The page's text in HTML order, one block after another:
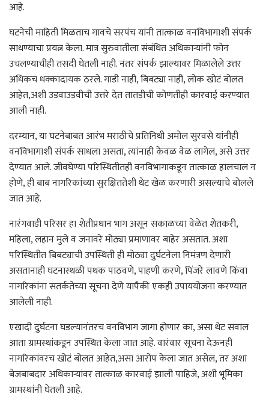
आहे.
घटनेची माहिती मिळताच गावचे सरपंच यांनी तात्काळ वनविभागाशी संपर्क
साधण्याचा प्रयत्न केला. मात्र सुरुवातीला संबंधित अधिकाऱ्यांनी फोन
उचलण्याचीही तसदी घेतली नाही. नंतर संपर्क झाल्यावर मिळालेले उत्तर
अधिकच धक्कादायक ठरले. गाडी नाही, बिबट्या नाही, लोक खोटं बोलत
आहेत,अशी उडवाउडवीची उत्तरे देत तातडीची कोणतीही कारवाई करण्यात
आली नाही.
दरम्यान, या घटनेबाबत आरंभ मराठीचे प्रतिनिधी अमोल सुरवसे यांनीही
वनविभागाशी संपर्क साधला असता, त्यांनाही केवळ वेळ लागेल, असे उत्तर
देण्यात आले. जीवघेण्या परिस्थितीतही वनविभागाकडून तात्काळ हालचाल न
होणे, ही बाब नागरिकांच्या सुरक्षिततेशी थेट खेळ करणारी असल्याचे बोलले
जात आहे.
नारंगवाडी परिसर हा शेतीप्रधान भाग असून सकाळच्या वेळेत शेतकरी,
महिला, लहान मुले व जनावरे मोठ्या प्रमाणावर बाहेर असतात. अशा
परिस्थितीत बिबट्याची उपस्थिती ही मोठ्या दुर्घटनेला निमंत्रण देणारी
असतानाही घटनास्थळी पथक पाठवणे, पाहणी करणे, पिंजरे लावणे किंवा
नागरिकांना सतर्कतेच्या सूचना देणे यापैकी एकही उपाययोजना करण्यात
आलेली नाही.
एखादी दुर्घटना घडल्यानंतरच वनविभाग जागा होणार का, असा थेट सवाल
आता ग्रामस्थांकडून उपस्थित केला जात आहे. वारंवार सूचना देऊनही
नागरिकांवरच खोटं बोलत आहेत,असा आरोप केला जात असेल, तर अशा
बेजबाबदार अधिकाऱ्यांवर तात्काळ कारवाई झाली पाहिजे, अशी भूमिका
ग्रामस्थांनी घेतली आहे.